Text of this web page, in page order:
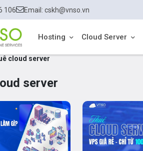
106 Email: cskh@vnso.vn
Hosting Cloud Server
cloud server
server